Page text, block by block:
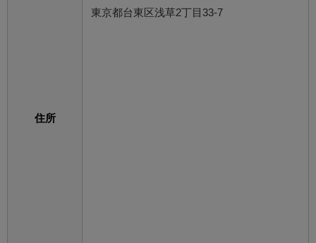
住所
東京都台東区浅草2丁目33-7